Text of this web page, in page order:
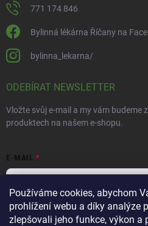
Používáme cookies, abychom
prohlížení webu a díky analýze
zlepšovali jeho funkce, výkon a
771 174 846
Bylinná lékárna Říčany na
bylinna_lekarna/
ODEBÍRAT NEWSLETTER
Vložte svůj e-mail a my vám budeme
produktech na našem e-shopu.
E-MAIL
Vložením e-mailu souhlasíte s